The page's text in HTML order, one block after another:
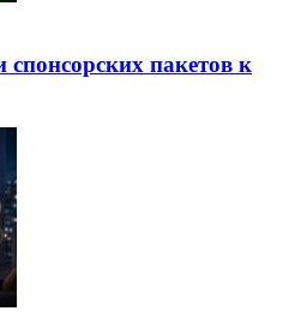
пакетов к